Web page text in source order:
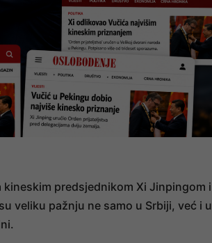
predsjednikom Xi Jinpingom i
veliku pažnju ne samo u Srbiji, već i u